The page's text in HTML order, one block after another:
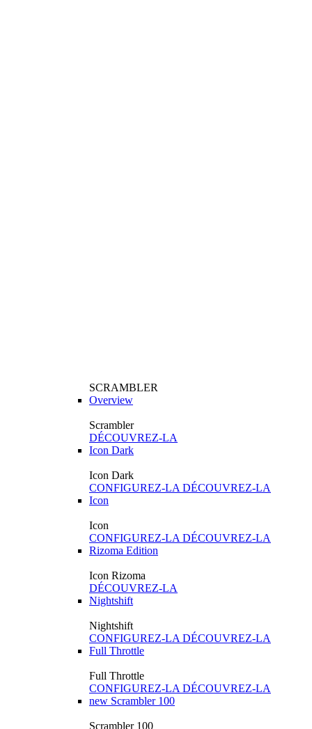
SCRAMBLER
Overview
Scrambler
DÉCOUVREZ-LA
Icon Dark
Icon Dark
CONFIGUREZ-LA DÉCOUVREZ-LA
Icon
Icon
CONFIGUREZ-LA DÉCOUVREZ-LA
Rizoma Edition
Icon Rizoma
DÉCOUVREZ-LA
Nightshift
Nightshift
CONFIGUREZ-LA DÉCOUVREZ-LA
Full Throttle
Full Throttle
CONFIGUREZ-LA DÉCOUVREZ-LA
new Scrambler 100
Scrambler 100